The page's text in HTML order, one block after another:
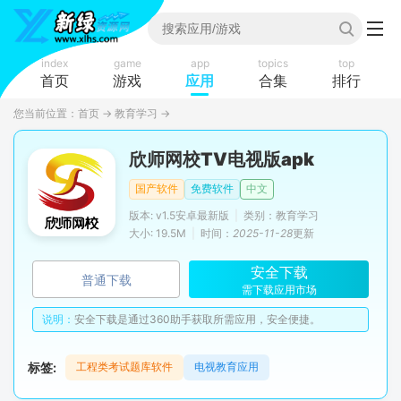
index
首页
game
游戏
app
应用
topics
合集
top
排行
您当前位置： 首页 → 教育学习 →
欣师网校TV电视版apk
国产软件 免费软件
中文
版本: v1.5安卓最新版
类别：教育学习
大小: 19.5M
时间： 2025-11-28更新
普通下载 安全下载
需下载应用市场
说明： 安全下载是通过360助手获取所需应用，安全便捷。
标签: 工程类考试题库软件 电视教育应用